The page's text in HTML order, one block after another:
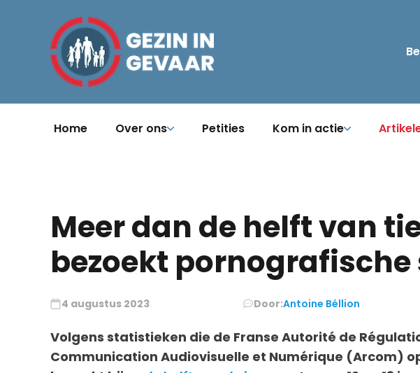
Home Over ons Petities Kom in actie
Meer dan de helft van
bezoekt pornografische
4 augustus 2023 Door:Antoine Béllion
Volgens statistieken die de Franse Autorité de
Communication Audiovisuelle et Numérique (Arcom)